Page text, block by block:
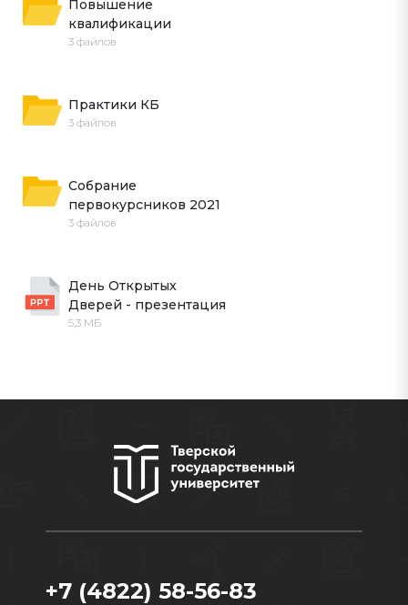
Повышение
квалификации
3 файлов
Практики КБ
3 файлов
Собрание
первокурсников 2021
3 файлов
День Открытых
Дверей - презентация
5,3 МБ
+7 (4822) 58-56-83